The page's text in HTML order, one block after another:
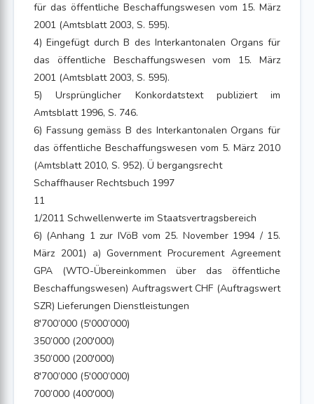
für das öffentliche Beschaffungswesen vom 15. März
2001 (Amtsblatt 2003, S. 595).
4) Eingefügt durch B des Interkantonalen Organs für
das öffentliche Beschaffungswesen vom 15. März
2001 (Amtsblatt 2003, S. 595).
5) Ursprünglicher Konkordatstext publiziert im
Amtsblatt 1996, S. 746.
6) Fassung gemäss B des Interkantonalen Organs für
das öffentliche Beschaffungswesen vom 5. März 2010
(Amtsblatt 2010, S. 952). Ü bergangsrecht
Schaffhauser Rechtsbuch 1997
11
1/2011 Schwellenwerte im Staatsvertragsbereich
6) (Anhang 1 zur IVöB vom 25. November 1994 / 15.
März 2001) a) Government Procurement Agreement
GPA (WTO-Übereinkommen über das öffentliche
Beschaffungswesen) Auftragswert CHF (Auftragswert
SZR) Lieferungen Dienstleistungen
8'700’000 (5'000’000)
350’000 (200'000)
350’000 (200'000)
8'700’000 (5'000’000)
700’000 (400'000)